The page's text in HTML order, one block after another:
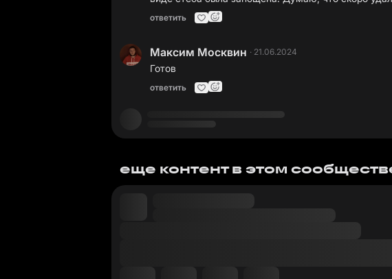
ответить
Максим Москвин · 21.06.2024
Готов
ответить
еще контент в этом